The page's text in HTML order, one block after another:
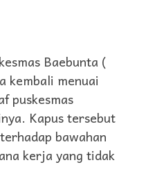
Baebunta (
kembali menuai
puskesmas
Kapus tersebut
bawahan
kerja yang tidak